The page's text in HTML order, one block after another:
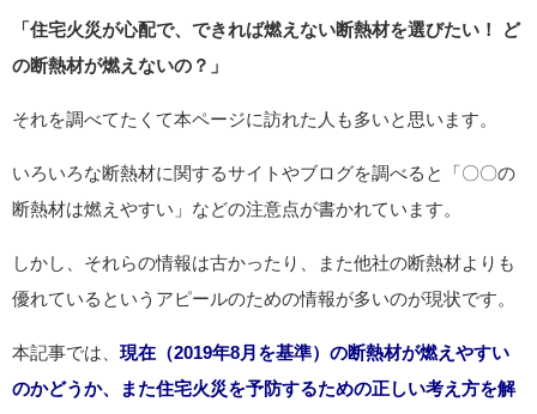
「住宅火災が心配で、できれば燃えない断熱材を選びたい！ ど
の断熱材が燃えないの？」
それを調べてたくて本ページに訪れた人も多いと思います。
いろいろな断熱材に関するサイトやブログを調べると「〇〇の
断熱材は燃えやすい」などの注意点が書かれています。
しかし、それらの情報は古かったり、また他社の断熱材よりも
優れているというアピールのための情報が多いのが現状です。
本記事では、 現在（2019年8月を基準）の断熱材が燃えやすい
のかどうか、また住宅火災を予防するための正しい考え方を解